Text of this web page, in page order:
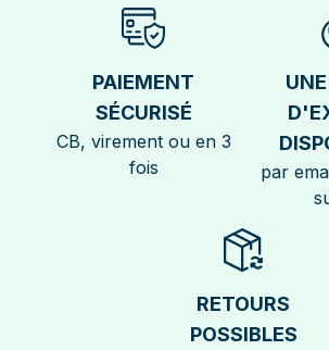
PAIEMENT
SÉCURISÉ
CB, virement ou en 3
fois
par
RETOURS
POSSIBLES